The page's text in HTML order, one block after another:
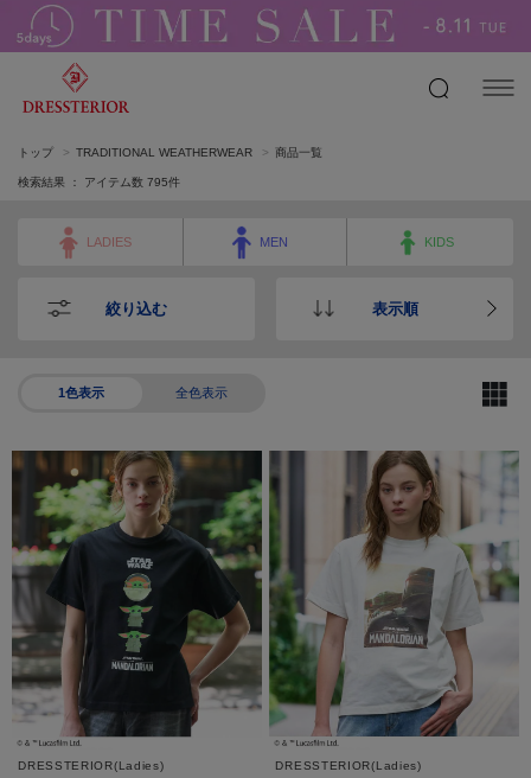
トップ TRADITIONAL WEATHERWEAR 商品一覧
検索結果 ： アイテム数 795件
LADIES MEN KIDS
絞り込む 表示順
1色表示 全色表示
DRESSTERIOR(Ladies)
DRESSTERIOR(Ladies)